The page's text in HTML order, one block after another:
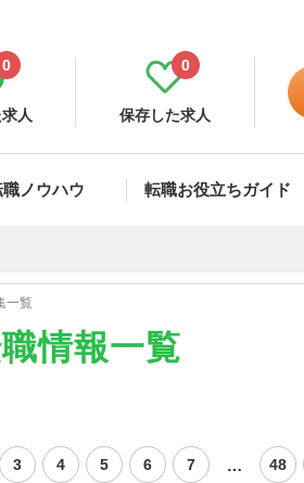
人
0
保存した求人
0
職ノウハウ 転職お役立ちガイド
一覧
情報一覧
3 4 5 6 7 … 48